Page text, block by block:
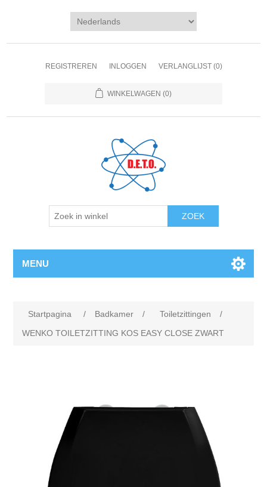
REGISTREREN INLOGGEN VERLANGLIJST (0)
WINKELWAGEN (0)
ZOEK
MENU
Startpagina / Badkamer / Toiletzittingen
/
WENKO TOILETZITTING KOS EASY CLOSE ZWART